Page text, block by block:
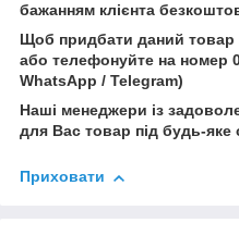
бажанням клієнта
Щоб придбати даний товар
або телефонуйте на номер
WhatsApp / Telegram)
Наші менеджери із
для Вас товар під будь-яке
Приховати